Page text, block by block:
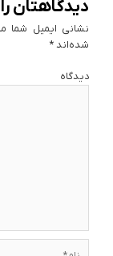
دیدگاهتان
نشانی ایمیل شما
شده‌اند*